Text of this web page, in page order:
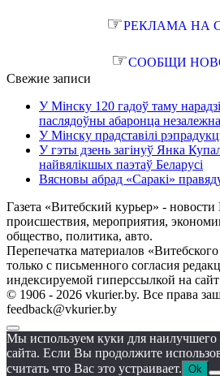
☞РЕКЛАМА НА
☞СООБЩИ
Свежие записи
У Мінску 120 гадоў таму
паслядоўны абаронца
У Мінску прадставілі
У гэты дзень загінуў Янка
найвялікшых паэтаў Беларусі
Вясновы абрад «Саракі»
Газета «Витебский курьер» -
происшествия, мероприятия,
общество, политика, авто.
Перепечатка материалов
только с письменного согласия
индексируемой гиперссылкой на
© 1906 - 2026 vkurier.by. Все права
feedback@vkurier.by
Мы используем куки для наилучшего
сайта. Если Вы продолжите
считать что Вас это устраивает. Ok